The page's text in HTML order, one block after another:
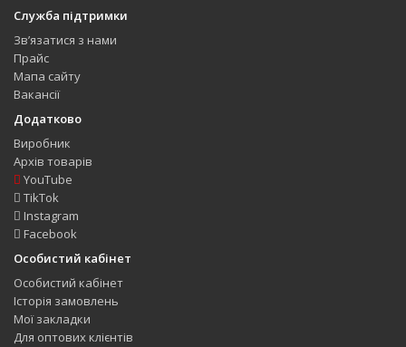
Служба підтримки
Зв’язатися з нами
Прайс
Мапа сайту
Вакансії
Додатково
Виробник
Архів товарів
YouTube
TikTok
Instagram
Facebook
Особистий кабінет
Особистий кабінет
Історія замовлень
Мої закладки
Для оптових клієнтів